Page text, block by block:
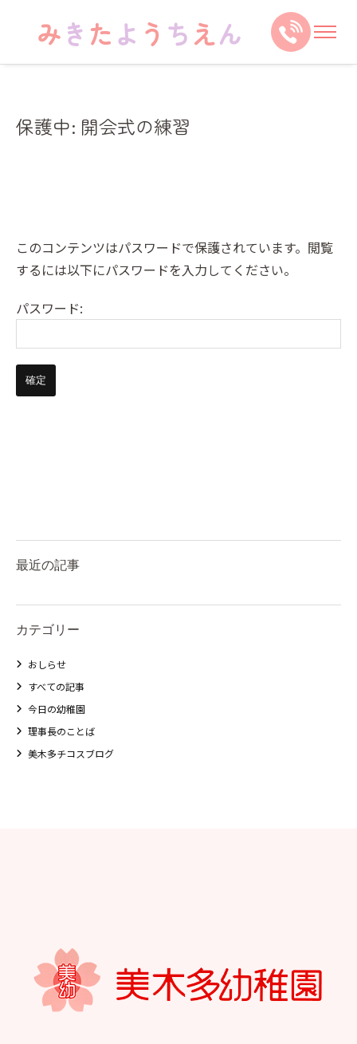
保護中: 開会式の練習
このコンテンツはパスワードで保護されています。閲覧
するには以下にパスワードを入力してください。
パスワード:
最近の記事
カテゴリー
おしらせ
すべての記事
今日の幼稚園
理事長のことば
美木多チコスブログ